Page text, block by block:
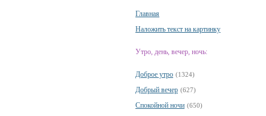
Главная
Наложить текст на картинку
Утро, день, вечер, ночь:
Доброе утро (1324)
Добрый вечер (627)
Спокойной ночи (650)